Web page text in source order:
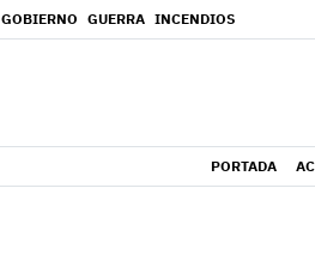
GOBIERNO GUERRA INCENDIOS
PORTADA